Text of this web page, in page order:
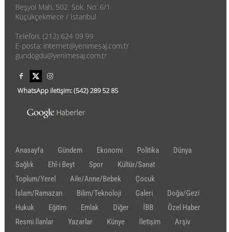
Beşyol Mah. 502. Sok. No: 6/1
Küçükçekmece / İstanbul
Telefon: (212) 624 09 99
E-posta: internet@yenimesaj.com.tr
gundogdu@yenimesaj.com.tr
WhatsApp iletişim:(542)289 52 85
Anasayfa Gündem Ekonomi Politika
Dünya
Sağlık
Ehl-i Beyt Spor
Kültür/Sanat
Toplum/Yerel
Aile/Anne/Bebek
Çocuk
İslam/Ramazan
Bilim/Teknoloji Galeri
Doğa/Gezi
Hukuk
Eğitim Emlak Diğer İBB
Özel Haber
Resmi İlanlar
Yazarlar Künye İletişim
Arşiv